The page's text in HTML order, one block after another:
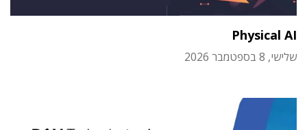
Physical AI
שלישי, 8 בספטמבר 2026